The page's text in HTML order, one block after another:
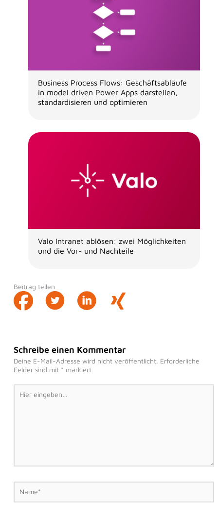
Business Process Flows: Geschäftsabläufe
in model driven Power Apps darstellen,
standardisieren und optimieren
Valo Intranet ablösen: zwei Möglichkeiten
und die Vor- und Nachteile
Beitrag teilen
Schreibe einen Kommentar
Deine E-Mail-Adresse wird nicht veröffentlicht. Erforderliche
Felder sind mit * markiert
Hier
eingeben…
Name*